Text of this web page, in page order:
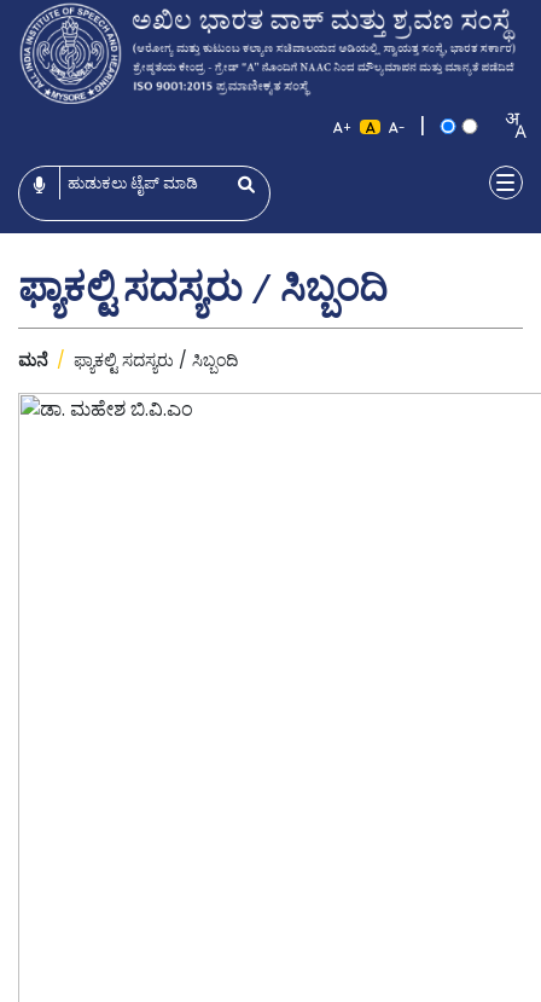
+ - |
ಫ್ಯಾಕಲ್ಟಿ ಸದಸ್ಯರು / ಸಿಬ್ಬಂದಿ
ಮನೆ / ಫ್ಯಾಕಲ್ಟಿ ಸದಸ್ಯರು / ಸಿಬ್ಬಂದಿ